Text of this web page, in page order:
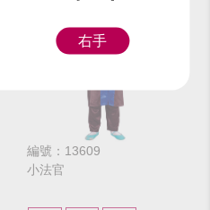
編號：13609
小法官
右手